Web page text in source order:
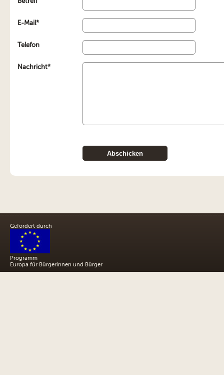
E-Mail*
Telefon
Nachricht*
Gefördert durch
Programm
Europa für Bürgerinnen und Bürger